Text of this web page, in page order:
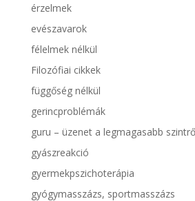
érzelmek
evészavarok
félelmek nélkül
Filozófiai cikkek
függőség nélkül
gerincproblémák
guru – üzenet a legmagasabb
gyászreakció
gyermekpszichoterápia
gyógymasszázs, sportmasszázs